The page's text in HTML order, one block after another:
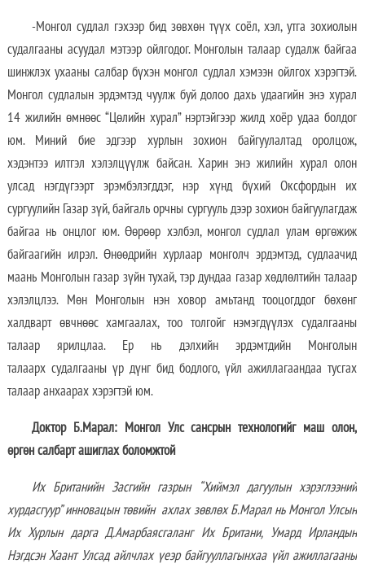
-Монгол судлал гэхээр бид зөвхөн түүх соёл, хэл, утга зохиолын
судалгааны асуудал мэтээр ойлгодог. Монголын талаар судалж байгаа
шинжлэх ухааны салбар бүхэн монгол судлал хэмээн ойлгох хэрэгтэй.
Монгол судлалын эрдэмтэд чуулж буй долоо дахь удаагийн энэ хурал
14 жилийн өмнөөс “Цөлийн хурал” нэртэйгээр жилд хоёр удаа болдог
юм. Миний бие эдгээр хурлын зохион байгуулалтад оролцож,
хэдэнтээ илтгэл хэлэлцүүлж байсан. Харин энэ жилийн хурал олон
улсад нэгдүгээрт эрэмбэлэгддэг, нэр хүнд бүхий Оксфордын их
сургуулийн Газар зүй, байгаль орчны сургууль дээр зохион байгуулагдаж
байгаа нь онцлог юм. Өөрөөр хэлбэл, монгол судлал улам өргөжиж
байгаагийн илрэл. Өнөөдрийн хурлаар монголч эрдэмтэд, судлаачид
маань Монголын газар зүйн тухай, тэр дундаа газар хөдлөлтийн талаар
хэлэлцлээ. Мөн Монголын нэн ховор амьтанд тооцогддог бөхөнг
халдварт өвчнөөс хамгаалах, тоо толгойг нэмэгдүүлэх судалгааны
талаар ярилцлаа. Ер нь дэлхийн эрдэмтдийн Монголын
талаарх судалгааны үр дүнг бид бодлого, үйл ажиллагаандаа тусгах
талаар анхаарах хэрэгтэй юм.
Доктор Б.Марал: Монгол Улс сансрын технологийг маш олон,
өргөн салбарт ашиглах боломжтой
Их Британийн Засгийн газрын “Хиймэл дагуулын хэрэглээний
хурдасгуур” инновацын төвийн ахлах зөвлөх Б.Марал нь Монгол Улсын
Их Хурлын дарга Д.Амарбаясгаланг Их Британи, Умард Ирландын
Нэгдсэн Хаант Улсад айлчлах үеэр байгууллагынхаа үйл ажиллагааны